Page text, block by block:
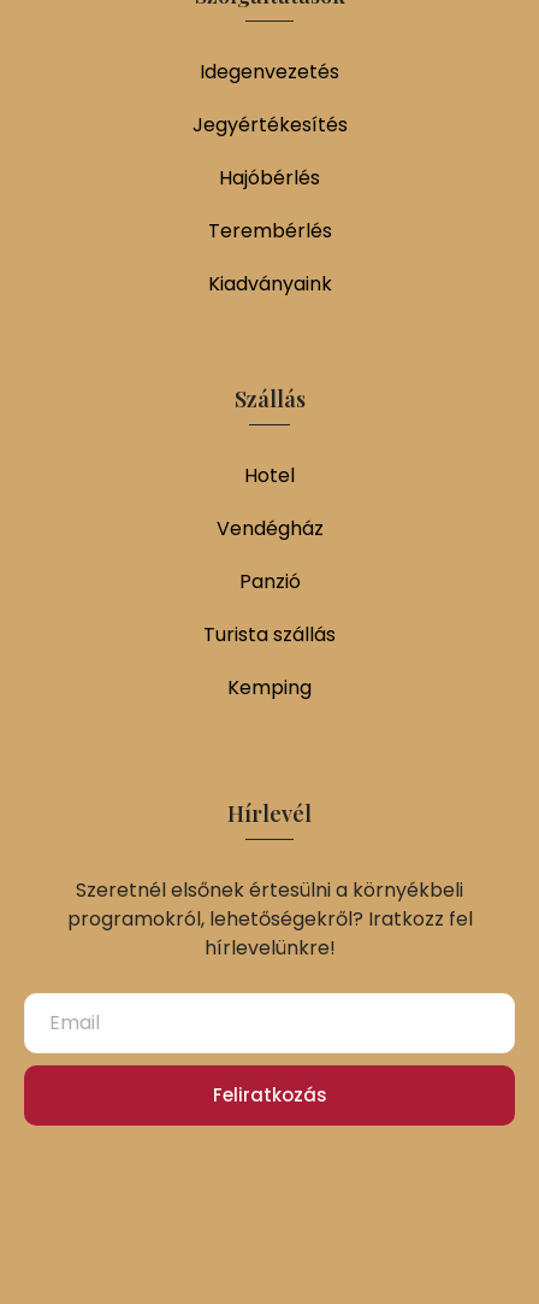
Idegenvezetés
Jegyértékesítés
Hajóbérlés
Terembérlés
Kiadványaink
Szállás
Hotel
Vendégház
Panzió
Turista szállás
Kemping
Hírlevél
Szeretnél elsőnek értesülni a környékbeli
programokról, lehetőségekről? Iratkozz fel
hírlevelünkre!
Feliratkozás